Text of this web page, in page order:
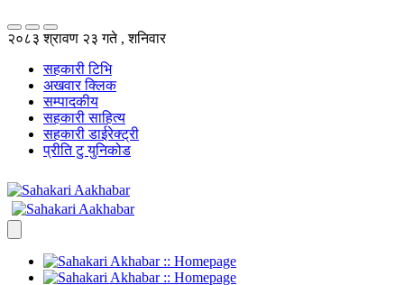
२०८३ श्रावण २३ गते , शनिवार
सहकारी टिभि
अखवार क्लिक
सम्पादकीय
सहकारी साहित्य
सहकारी डाईरेक्ट्री
प्रीति टु युनिकोड